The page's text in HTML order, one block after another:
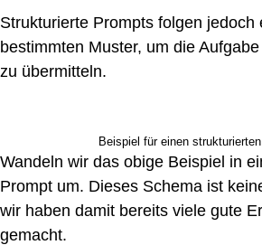
Strukturierte Prompts folgen jedoch
bestimmten Muster, um die
zu übermitteln.
Beispiel für einen
Wandeln wir das obige Beispiel in
Prompt um. Dieses Schema ist
wir haben damit bereits viele gute
gemacht.